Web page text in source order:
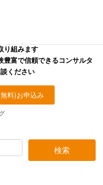
り組みます
富で信頼できるコンサルタ
ください
料)お申込み
検索